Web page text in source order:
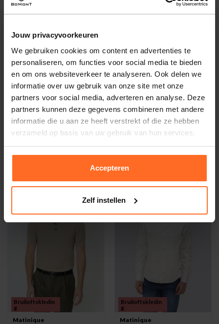
Jouw privacyvoorkeuren
We gebruiken cookies om content en advertenties te
personaliseren, om functies voor social media te bieden
en om ons websiteverkeer te analyseren. Ook delen we
informatie over uw gebruik van onze site met onze
partners voor social media, adverteren en analyse. Deze
partners kunnen deze gegevens combineren met andere
informatie die u aan ze heeft verstrekt of die ze hebben
verzameld op basis van uw gebruik van hun services.
Accepteren
Zelf instellen
Jas Miles Bruin Overhemd Marc Taupe
-25%
Bruiloftskledin
g
Matinique
-35%
Bruiloftskledin
g
Matinique